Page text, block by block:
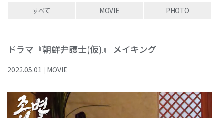
すべて MOVIE PHOTO
ドラマ『朝鮮弁護士(仮)』 メイキング
2023.05.01 | MOVIE